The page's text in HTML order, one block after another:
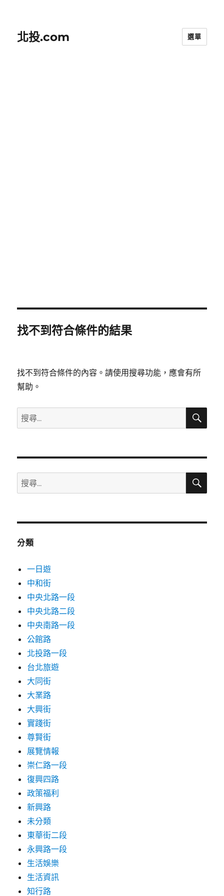
北投.com 選單
找不到符合條件的結果
找不到符合條件的內容。請使用搜尋功能，應會有所
幫助。
搜
尋
鍵
字:
搜
搜
尋
鍵
搜
分類
一日遊
中和街
中央北路一段
中央北路二段
中央南路一段
公館路
北投路一段
台北旅遊
大同街
大業路
大興街
實踐街
尊賢街
展覽情報
崇仁路一段
復興四路
政策福利
新興路
未分類
東華街二段
永興路一段
生活娛樂
生活資訊
知行路